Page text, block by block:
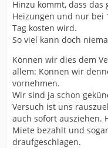
Hinzu kommt, dass
Heizungen und nur bei
Tag kosten wird.
So viel kann doch
Können wir dies dem
allem: Können wir
vornehmen.
Wir sind ja schon
Versuch ist uns
auch sofort ausziehen.
Miete bezahlt und
draufgeschlagen.